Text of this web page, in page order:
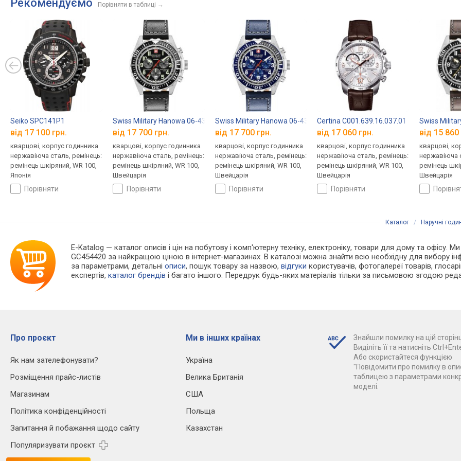
Рекомендуємо Порівняти в таблиці →
Seiko SPC141P1
від 17 100 грн.
кварцові, корпус годинника
нержавіюча сталь, ремінець:
ремінець шкіряний, WR 100,
Японія
порівняти
Swiss Military Hanowa 06-4304.04.007.07
від 17 700 грн.
кварцові, корпус годинника
нержавіюча сталь, ремінець:
ремінець шкіряний, WR 100,
Швейцарія
порівняти
Swiss Military Hanowa 06-4304.04.003
від 17 700 грн.
кварцові, корпус годинника
нержавіюча сталь, ремінець:
ремінець шкіряний, WR 100,
Швейцарія
порівняти
Certina C001.639.16.037.01
від 17 060 грн.
кварцові, корпус годинника
нержавіюча сталь, ремінець:
ремінець шкіряний, WR 100,
Швейцарія
порівняти
Swiss
від 15 860
кварцові,
нержавіюча
ремінець
Швейцарія
Каталог / Наручні
E-Katalog — каталог описів і цін на побутову і комп'ютерну техніку, електроніку, товари для дому та офісу.
GC454420 за найкращою ціною в інтернет-магазинах. В каталозі можна знайти всю необхідну для вибору
за параметрами, детальніописи, пошук товару за назвою,відгуки користувачів, фотогалереї товарів,
експертів,каталог брендів і багато іншого. Передрук будь-яких матеріалів тільки за письмовою згодою
Про проєкт
Як нам зателефонувати?
Розміщення прайс-листів
Магазинам
Політика конфіденційності
Запитання й побажання щодо сайту
Популяризувати проєкт
Ми в інших країнах
Україна
Велика Британія
США
Польща
Казахстан
Знайшли помилку на цій
Виділіть її та натисніть
Або скористайтеся функцією
"Повідомити про помилку в
таблицею з параметрами
моделі.